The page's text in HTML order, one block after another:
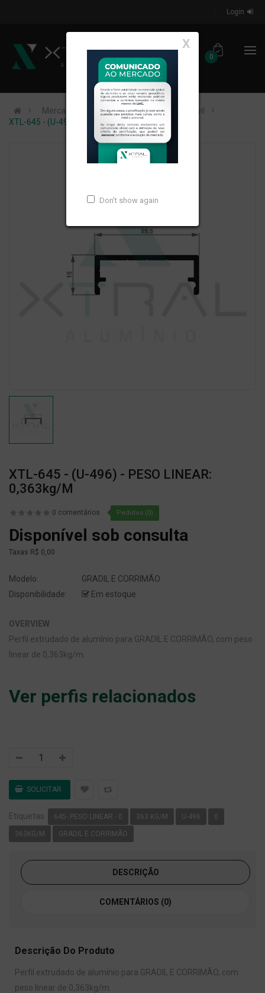
Login
0
X
Don't show again
Mercados de Atuação
Construção Civil
XTL-645 - (U-496) - PESO LINEAR: 0,363kg/m
XTL-645 - (U-496) - PESO LINEAR:
0,363kg/m
0 comentários Pedidos (0)
Disponível sob consulta
Taxas R$ 0,00
Modelo:
GRADIL E CORRIMÃO
Disponibilidade:
Em estoque
OVERVIEW
Perfil extrudado de alumínio para GRADIL E CORRIMÃO, com peso
linear de 0,363kg/m.
Ver perfis relacionados
Etiquetas: 645- PESO LINEAR - 0 363 KG/M U-496 0
363KG/M GRADIL E CORRIMÃO
DESCRIÇÃO
COMENTÁRIOS (0)
Descrição Do Produto
Perfil extrudado de alumínio para GRADIL E CORRIMÃO, com
peso linear de 0,363kg/m.